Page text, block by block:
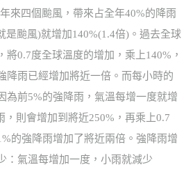
來四個颱風，帶來占全年40%的降雨
是颱風)就增加140%(1.4倍)。過去全球
將0.7度全球溫度的增加，乘上140%，
降雨已經增加將近一倍。而每小時的
為前5%的強降雨，氣溫每增一度就增
，則會增加到將近250%，再乘上0.7
的強降雨增加了將近兩倍。強降雨增
：氣溫每增加一度，小雨就減少